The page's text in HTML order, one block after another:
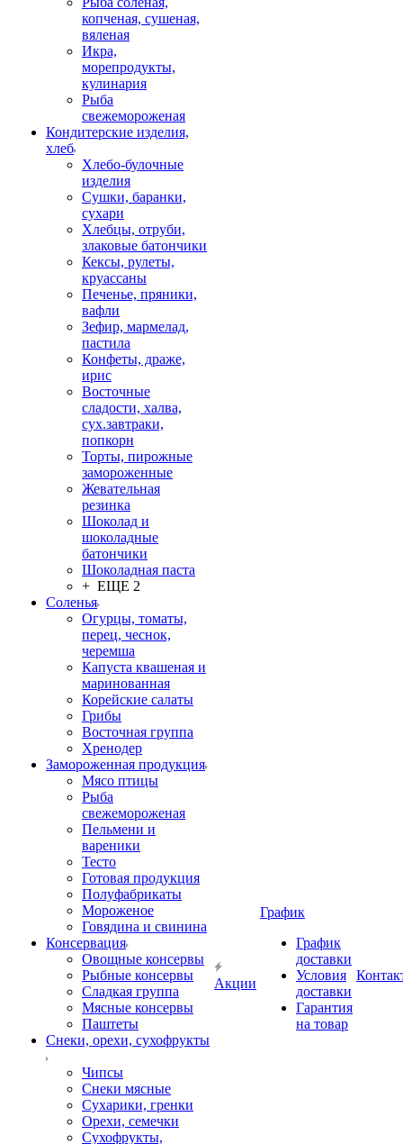
копченая, сушеная,
вяленая
Икра,
морепродукты,
кулинария
Рыба
свежемороженая
Кондитерские изделия,
хлеб
Хлебо-булочные
изделия
Сушки, баранки,
сухари
Хлебцы, отруби,
злаковые батончики
Кексы, рулеты,
круассаны
Печенье, пряники,
вафли
Зефир, мармелад,
пастила
Конфеты, драже,
ирис
Восточные
сладости, халва,
сух.завтраки,
попкорн
Торты, пирожные
замороженные
Жевательная
резинка
Шоколад и
шоколадные
батончики
Шоколадная паста
+ ЕЩЕ 2
Соленья
Огурцы, томаты,
перец, чеснок,
черемша
Капуста квашеная и
маринованная
Корейские салаты
Грибы
Восточная группа
Хренодер
Замороженная продукция
Мясо птицы
Рыба
свежемороженая
Пельмени и
вареники
Тесто
Готовая продукция
Полуфабрикаты
Мороженое
Говядина и свинина
Консервация
Овощные консервы
Рыбные консервы
Сладкая группа
Мясные консервы
Паштеты
Снеки, орехи, сухофрукты
Чипсы
Снеки мясные
Сухарики, гренки
Орехи, семечки
Сухофрукты,
Акции
График
График
доставки
Условия
доставки
Гарантия
на товар